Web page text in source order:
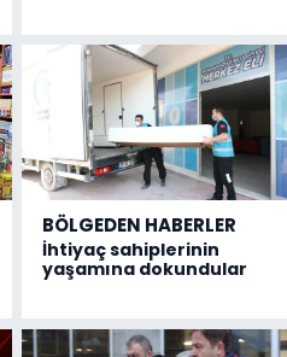
BÖLGEDEN HABERLER
İhtiyaç sahiplerinin
yaşamına dokundular